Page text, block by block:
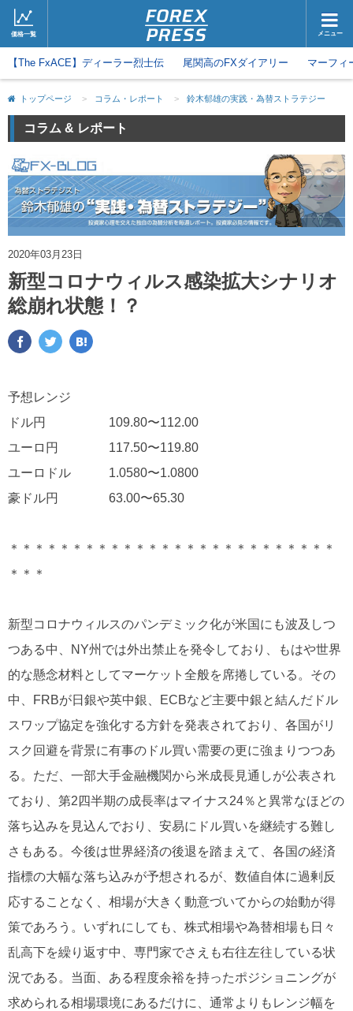
価格一覧 メニュー
ホーム ニュース
取引会社 マーケット
コラム・レポート
動画
【The FxACE】ディーラー烈士伝 尾関高のFXダイアリー マーフィ
トップページ > コラム・レポート > 鈴木郁雄の実践・為替ストラテジー
コラム & レポート
2020年03月23日
新型コロナウィルス感染拡大シナリオ
総崩れ状態！？
予想レンジ
ドル円 109.80〜112.00
ユーロ円 117.50〜119.80
ユーロドル 1.0580〜1.0800
豪ドル円 63.00〜65.30
＊＊＊＊＊＊＊＊＊＊＊＊＊＊＊＊＊＊＊＊＊＊＊＊＊＊
＊＊＊
新型コロナウィルスのパンデミック化が米国にも波及しつ
つある中、NY州では外出禁止を発令しており、もはや世界
的な懸念材料としてマーケット全般を席捲している。その
中、FRBが日銀や英中銀、ECBなど主要中銀と結んだドル
スワップ協定を強化する方針を発表されており、各国がリ
スク回避を背景に有事のドル買い需要の更に強まりつつあ
る。ただ、一部大手金融機関から米成長見通しが公表され
ており、第2四半期の成長率はマイナス24％と異常なほどの
落ち込みを見込んでおり、安易にドル買いを継続する難し
さもある。今後は世界経済の後退を踏まえて、各国の経済
指標の大幅な落ち込みが予想されるが、数値自体に過剰反
応することなく、相場が大きく動意づいてからの始動が得
策であろう。いずれにしても、株式相場や為替相場も日々
乱高下を繰り返す中、専門家でさえも右往左往している状
況である。当面、ある程度余裕を持ったポジショニングが
求められる相場環境にあるだけに、通常よりもレンジ幅を